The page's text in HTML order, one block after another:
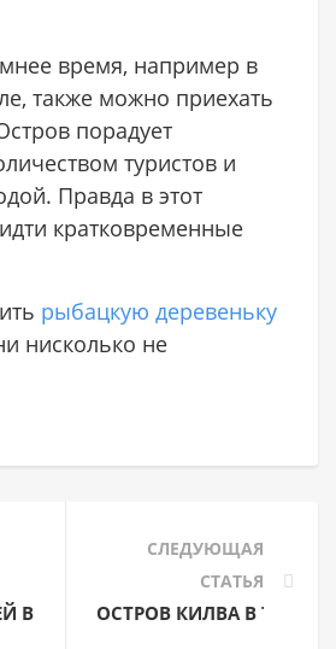
время, например в
также можно приехать
порадует
туристов и
Правда в этот
кратковременные
рыбацкую деревеньку
нисколько не
В ТАНЗАНИИ
СЛЕДУЮЩАЯ
СТАТЬЯ
ОСТРОВ КИЛВА В